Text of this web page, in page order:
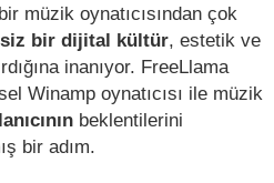
müzik oynatıcısından çok
bir dijital kültür, estetik ve
inanıyor. FreeLlama
Winamp oynatıcısı ile müzik
beklentilerini
bir adım.